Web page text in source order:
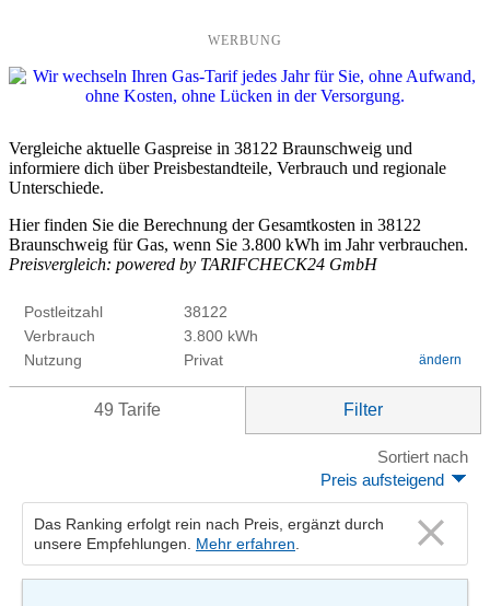
WERBUNG
Vergleiche aktuelle Gaspreise in 38122 Braunschweig und
informiere dich über Preisbestandteile, Verbrauch und regionale
Unterschiede.
Hier finden Sie die Berechnung der Gesamtkosten in 38122
Braunschweig für Gas, wenn Sie 3.800 kWh im Jahr verbrauchen.
Preisvergleich: powered by TARIFCHECK24 GmbH